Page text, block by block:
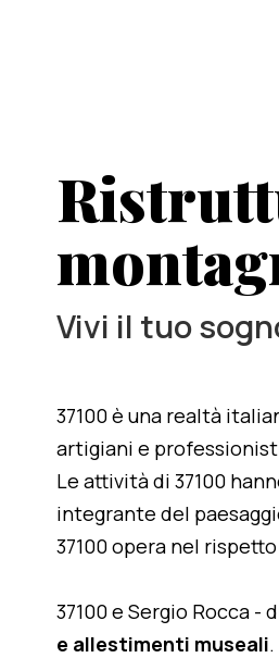
Vivi il tuo
37100 è una realtà
artigiani e
Le attività di 37100
integrante del
37100 opera nel
37100 e Sergio Rocca -
e allestimenti museali.